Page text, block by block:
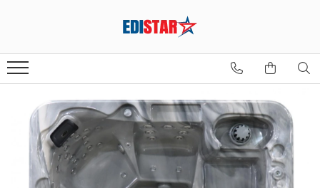
Sauna finlandeză
Sauna infraroșu